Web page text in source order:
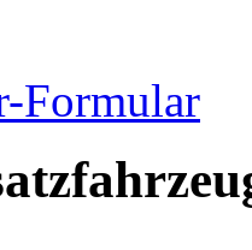
Formular